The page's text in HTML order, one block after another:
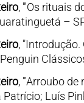
, "'Os rituais
–
,
, "'Arroubo
Patrício; Luís